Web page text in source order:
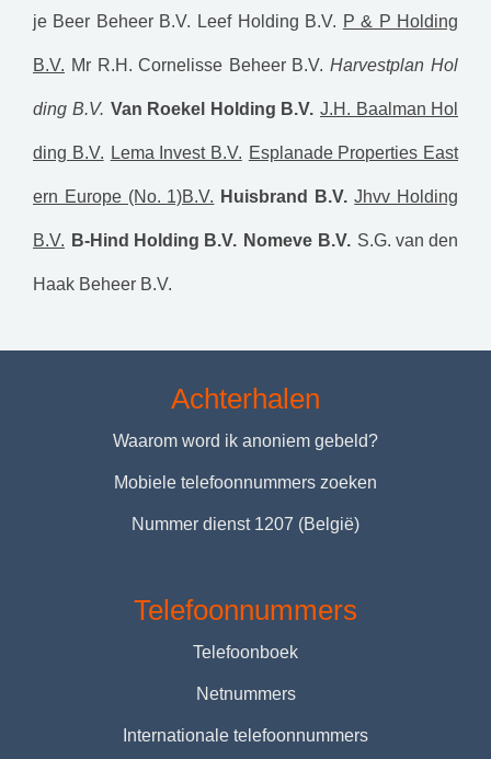
je Beer Beheer B.V. Leef Holding B.V. P & P Holding
B.V. Mr R.H. Cornelisse Beheer B.V. Harvestplan Hol
ding B.V. Van Roekel Holding B.V. J.H. Baalman Hol
ding B.V. Lema Invest B.V. Esplanade Properties East
ern Europe (No. 1)B.V. Huisbrand B.V. Jhvv Holding
B.V. B-Hind Holding B.V. Nomeve B.V. S.G. van den
Haak Beheer B.V.
Achterhalen
Waarom word ik anoniem gebeld?
Mobiele telefoonnummers zoeken
Nummer dienst 1207 (België)
Telefoonnummers
Telefoonboek
Netnummers
Internationale telefoonnummers